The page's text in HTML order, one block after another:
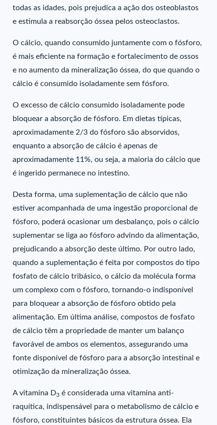
todas as idades, pois prejudica a ação dos osteoblastos
e estimula a reabsorção óssea pelos osteoclastos.
O cálcio, quando consumido juntamente com o fósforo,
é mais eficiente na formação e fortalecimento de ossos
e no aumento da mineralização óssea, do que quando o
cálcio é consumido isoladamente sem fósforo.
O excesso de cálcio consumido isoladamente pode
bloquear a absorção de fósforo. Em dietas típicas,
aproximadamente 2/3 do fósforo são absorvidos,
enquanto a absorção de cálcio é apenas de
aproximadamente 11%, ou seja, a maioria do cálcio que
é ingerido permanece no intestino.
Desta forma, uma suplementação de cálcio que não
estiver acompanhada de uma ingestão proporcional de
fósforo, poderá ocasionar um desbalanço, pois o cálcio
suplementar se liga ao fósforo advindo da alimentação,
prejudicando a absorção deste último. Por outro lado,
quando a suplementação é feita por compostos do tipo
fosfato de cálcio tribásico, o cálcio da molécula forma
um complexo com o fósforo, tornando-o indisponível
para bloquear a absorção de fósforo obtido pela
alimentação. Em última análise, compostos de fosfato
de cálcio têm a propriedade de manter um balanço
favorável de ambos os elementos, assegurando uma
fonte disponível de fósforo para a absorção intestinal e
otimização da mineralização óssea.
A vitamina D3 é considerada uma vitamina anti-
raquítica, indispensável para o metabolismo de cálcio e
fósforo, constituintes básicos da estrutura óssea. Ela